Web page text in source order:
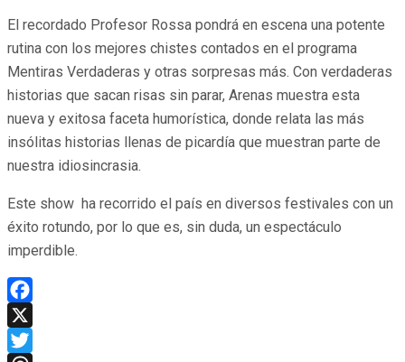
El recordado Profesor Rossa pondrá en escena una potente
rutina con los mejores chistes contados en el programa
Mentiras Verdaderas y otras sorpresas más. Con verdaderas
historias que sacan risas sin parar, Arenas muestra esta
nueva y exitosa faceta humorística, donde relata las más
insólitas historias llenas de picardía que muestran parte de
nuestra idiosincrasia.
Este show ha recorrido el país en diversos festivales con un
éxito rotundo, por lo que es, sin duda, un espectáculo
imperdible.
Facebook
X